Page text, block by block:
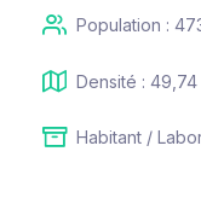
Population :
Densité : 49,74
Habitant /